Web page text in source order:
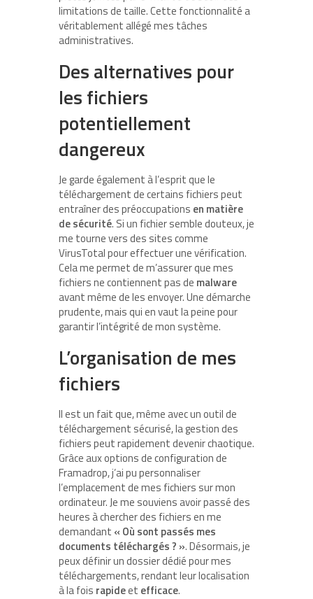
limitations de taille. Cette fonctionnalité a
véritablement allégé mes tâches
administratives.
Des alternatives pour
les fichiers
potentiellement
dangereux
Je garde également à l’esprit que le
téléchargement de certains fichiers peut
entraîner des préoccupations en matière
de sécurité. Si un fichier semble douteux, je
me tourne vers des sites comme
VirusTotal pour effectuer une vérification.
Cela me permet de m’assurer que mes
fichiers ne contiennent pas de malware
avant même de les envoyer. Une démarche
prudente, mais qui en vaut la peine pour
garantir l’intégrité de mon système.
L’organisation de mes
fichiers
Il est un fait que, même avec un outil de
téléchargement sécurisé, la gestion des
fichiers peut rapidement devenir chaotique.
Grâce aux options de configuration de
Framadrop, j’ai pu personnaliser
l’emplacement de mes fichiers sur mon
ordinateur. Je me souviens avoir passé des
heures à chercher des fichiers en me
demandant « Où sont passés mes
documents téléchargés ? ». Désormais, je
peux définir un dossier dédié pour mes
téléchargements, rendant leur localisation
à la fois rapideet efficace.